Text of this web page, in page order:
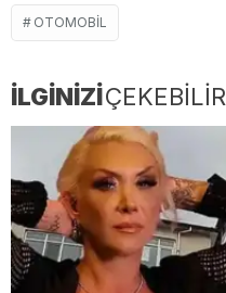
OTOMOBIL
İLGİNİZİÇEKEBİLİR